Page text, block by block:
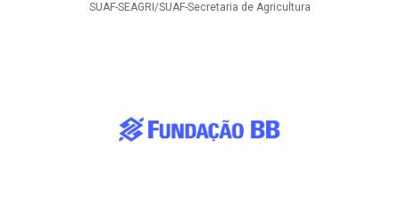
SUAF-SEAGRI/SUAF-Secretaria de Agricultura